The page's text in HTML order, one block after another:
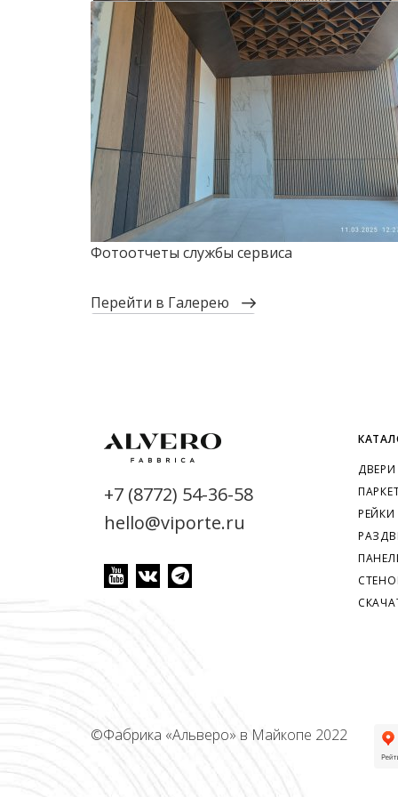
Фотоотчеты службы сервиса
перейти в Галерею
+7 (8772) 54-36-58
hello@viporte.ru
ДВЕРИ
РЕЙКИ
©Фабрика «Альверо» в Майкопе 2022